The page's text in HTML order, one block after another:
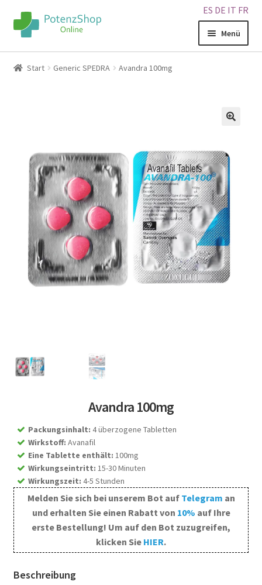
ES DE IT FR
Menü
Home
Blog
Sitemap
Warenkorb
Kontakt
Start Generic SPEDRA Avandra 100mg
Avandra 100mg
Packungsinhalt: 4 überzogene Tabletten
Wirkstoff: Avanafil
Eine Tablette enthält: 100mg
Wirkungseintritt: 15-30 Minuten
Wirkungszeit: 4-5 Stunden
Melden Sie sich bei unserem Bot auf Telegram an
und erhalten Sie einen Rabatt von 10% auf Ihre
erste Bestellung! Um auf den Bot zuzugreifen,
klicken Sie HIER.
Beschreibung